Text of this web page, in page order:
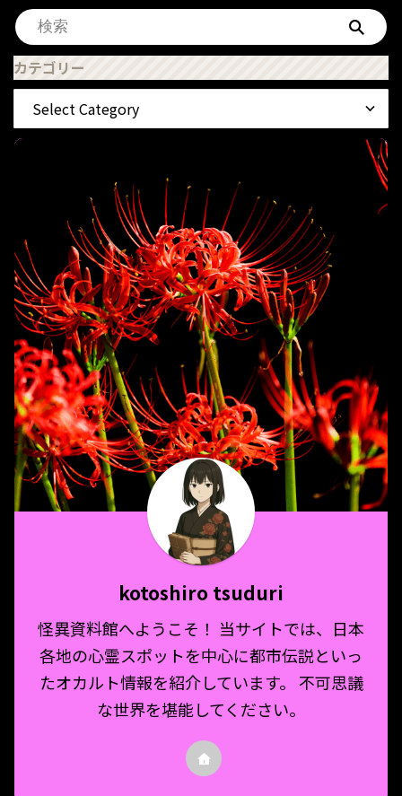
カテゴリー
kotoshiro tsuduri
怪異資料館へようこそ！ 当サイトでは、日本
各地の心霊スポットを中心に都市伝説といっ
たオカルト情報を紹介しています。 不可思議
な世界を堪能してください。